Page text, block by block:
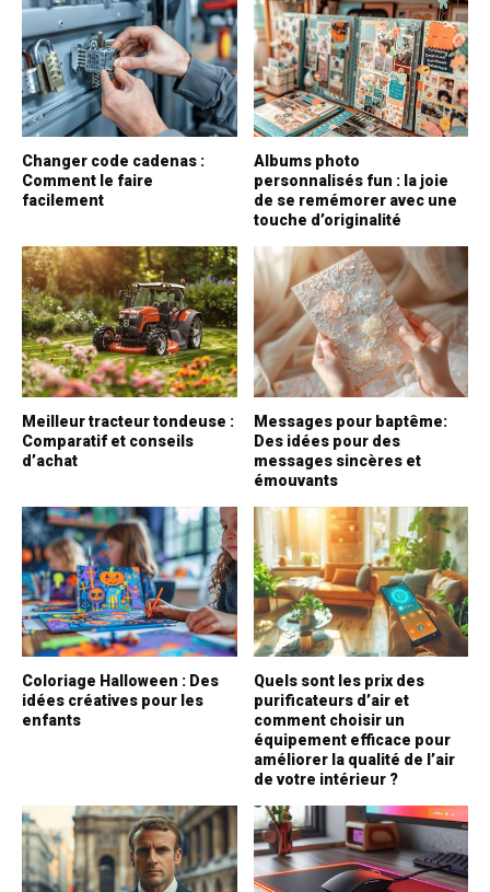
Changer code cadenas :
Comment le faire
facilement
Albums photo
personnalisés fun : la joie
de se remémorer avec une
touche d’originalité
Meilleur tracteur tondeuse :
Comparatif et conseils
d’achat
Messages pour baptême:
Des idées pour des
messages sincères et
émouvants
Coloriage Halloween : Des
idées créatives pour les
enfants
Quels sont les prix des
purificateurs d’air et
comment choisir un
équipement efficace pour
améliorer la qualité de l’air
de votre intérieur ?